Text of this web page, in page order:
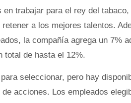
en trabajar para el rey del
a los mejores talentos.
la compañía agrega un 7%
total de hasta el 12%.
seleccionar, pero hay
acciones. Los empleados